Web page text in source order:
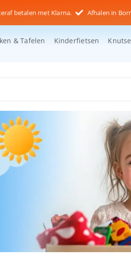
betalen met Klarna. Afhalen in
& Tafelen Kinderfietsen